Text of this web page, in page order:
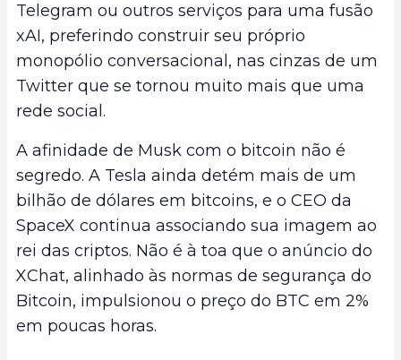
Telegram ou outros serviços para uma fusão
xAI, preferindo construir seu próprio
monopólio conversacional, nas cinzas de um
Twitter que se tornou muito mais que uma
rede social.
A afinidade de Musk com o bitcoin não é
segredo. A Tesla ainda detém mais de um
bilhão de dólares em bitcoins, e o CEO da
SpaceX continua associando sua imagem ao
rei das criptos. Não é à toa que o anúncio do
XChat, alinhado às normas de segurança do
Bitcoin, impulsionou o preço do BTC em 2%
em poucas horas.